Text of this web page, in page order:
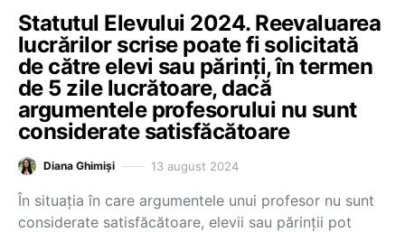
Statutul Elevului 2024. Reevaluarea
lucrărilor scrise poate fi solicitată
de către elevi sau părinți, în termen
de 5 zile lucrătoare, dacă
argumentele profesorului nu sunt
considerate satisfăcătoare
Diana Ghimiși 13 august 2024
În situația în care argumentele unui profesor nu sunt
considerate satisfăcătoare, elevii sau părinții pot